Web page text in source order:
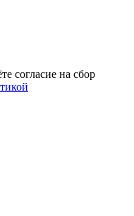
cогласие на сбор